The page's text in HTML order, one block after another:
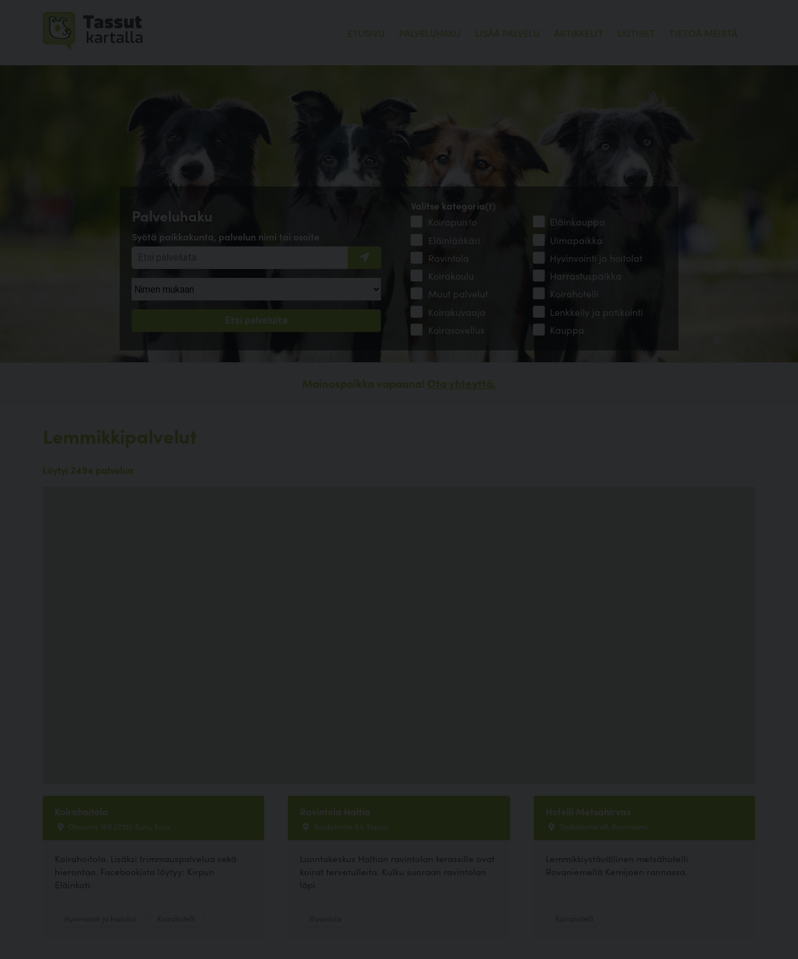
ETUSIVU PALVELUHAKU LISÄÄ PALVELU ARTIKKELIT UUTISET TIETOA MEISTÄ
Palveluhaku
Syötä paikkakunta, palvelun nimi tai osoite
Valitse kategoria(t)
Koirapuisto
Eläinkauppa
Eläinlääkäri
Uimapaikka
Ravintola
Hyvinvointi ja hoitolat
Koirakoulu
Harrastuspaikka
Muut palvelut
Koirahotelli
Koirakuvaaja
Lenkkeily ja patikointi
Koirasovellus
Kauppa
Mainospaikka vapaana! Ota yhteyttä.
Lemmikkipalvelut
Löytyi 2494 palvelua
Koirahoitola
Ohvontie 189 27510 Eura, Eura
Koirahoitola. Lisäksi trimmauspalvelua sekä
hierontaa. Facebookista löytyy: Kirpun
Eläinkoti.
Ravintola Haltia
Nuuksiontie 84, Espoo
Luontokeskus Haltian ravintolan terassille ovat
koirat tervetulleita. Kulku suoraan ravintolan
läpi.
Hotelli Metsähirvas
Toukolantie 49, Rovaniemi
Lemmikkiystävällinen metsähotelli
Rovaniemellä Kemijoen rannassa.